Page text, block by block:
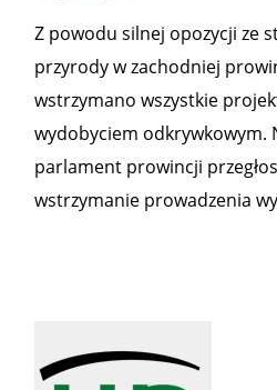
Z powodu silnej opozycji ze
przyrody w zachodniej
wstrzymano wszystkie
wydobyciem odkrywkowym.
parlament prowincji
wstrzymanie prowadzenia